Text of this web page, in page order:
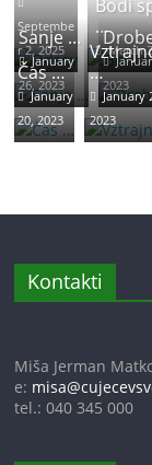
Septembe
r 2, 2025
Bodi
…
March
Sanje …
January
26, 2023
2023
Čas …
January
20, 2023
…
January
2023
Kontakti
Miša Jerman
e:
tel.: 040 345 000